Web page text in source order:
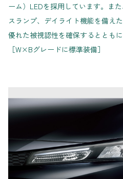
ーム）LEDを採用しています。ま
スランプ、デイライト機能を備え
優れた被視認性を確保するととも
［W×Bグレードに標準装備］